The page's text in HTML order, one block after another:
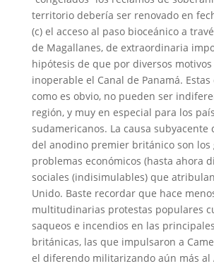
territorio debería ser renovado en
(c) el acceso al paso bioceánico a
de Magallanes, de extraordinaria
hipótesis de que por diversos motivos
inoperable el Canal de Panamá. Estas
como es obvio, no pueden ser
región, y muy en especial para los
sudamericanos. La causa subyacente
del anodino premier británico son los
problemas económicos (hasta ahora
sociales (indisimulables) que
Unido. Baste recordar que hace
multitudinarias protestas populares
saqueos e incendios en las
británicas, las que impulsaron a
el diferendo militarizando aún más al